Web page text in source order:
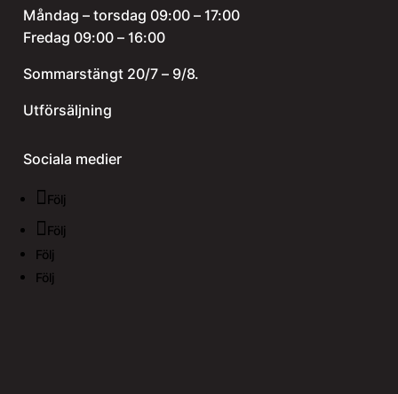
Måndag – torsdag 09:00 – 17:00
Fredag 09:00 – 16:00
Sommarstängt 20/7 – 9/8.
Utförsäljning
Sociala medier
Följ
Följ
Följ
Följ